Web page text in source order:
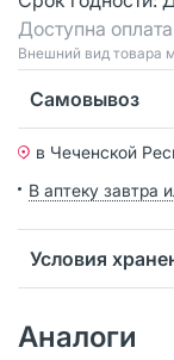
Доступна
Bнешний вид товара
Самовывоз
в Чеченской
В аптеку завтра
Условия
Аналоги